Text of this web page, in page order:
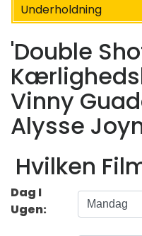
Underholdning
'Double
Vinny
Alysse
Hvilken
Dag I
Ugen: